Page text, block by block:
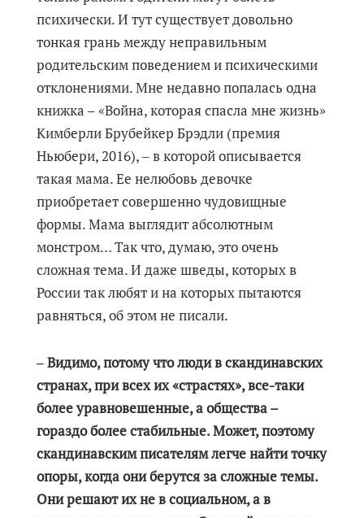
психически. И тут существует довольно
тонкая грань между неправильным
родительским поведением и психическими
отклонениями. Мне недавно попалась одна
книжка – «Война, которая спасла мне жизнь»
Кимберли Брубейкер Брэдли (премия
Ньюбери, 2016), ‒ в которой описывается
такая мама. Ее нелюбовь девочке
приобретает совершенно чудовищные
формы. Мама выглядит абсолютным
монстром… Так что, думаю, это очень
сложная тема. И даже шведы, которых в
России так любят и на которых пытаются
равняться, об этом не писали.
‒ Видимо, потому что люди в скандинавских
странах, при всех их «страстях», все-таки
более уравновешенные, а общества –
гораздо более стабильные. Может, поэтому
скандинавским писателям легче найти точку
опоры, когда они берутся за сложные темы.
Они решают их не в социальном, а в